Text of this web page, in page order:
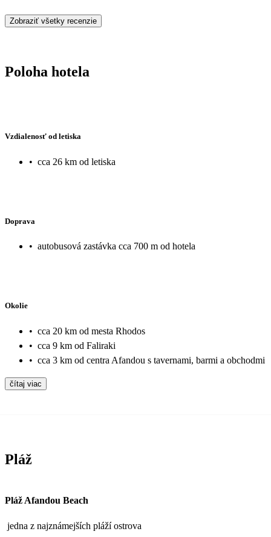
Zobraziť všetky recenzie
Poloha hotela
Vzdialenosť od letiska
• cca 26 km od letiska
Doprava
• autobusová zastávka cca 700 m od hotela
Okolie
• cca 20 km od mesta Rhodos
• cca 9 km od Faliraki
• cca 3 km od centra Afandou s tavernami, barmi a obchodmi
čítaj viac
Pláž
Pláž Afandou Beach
jedna z najznámejších pláží ostrova